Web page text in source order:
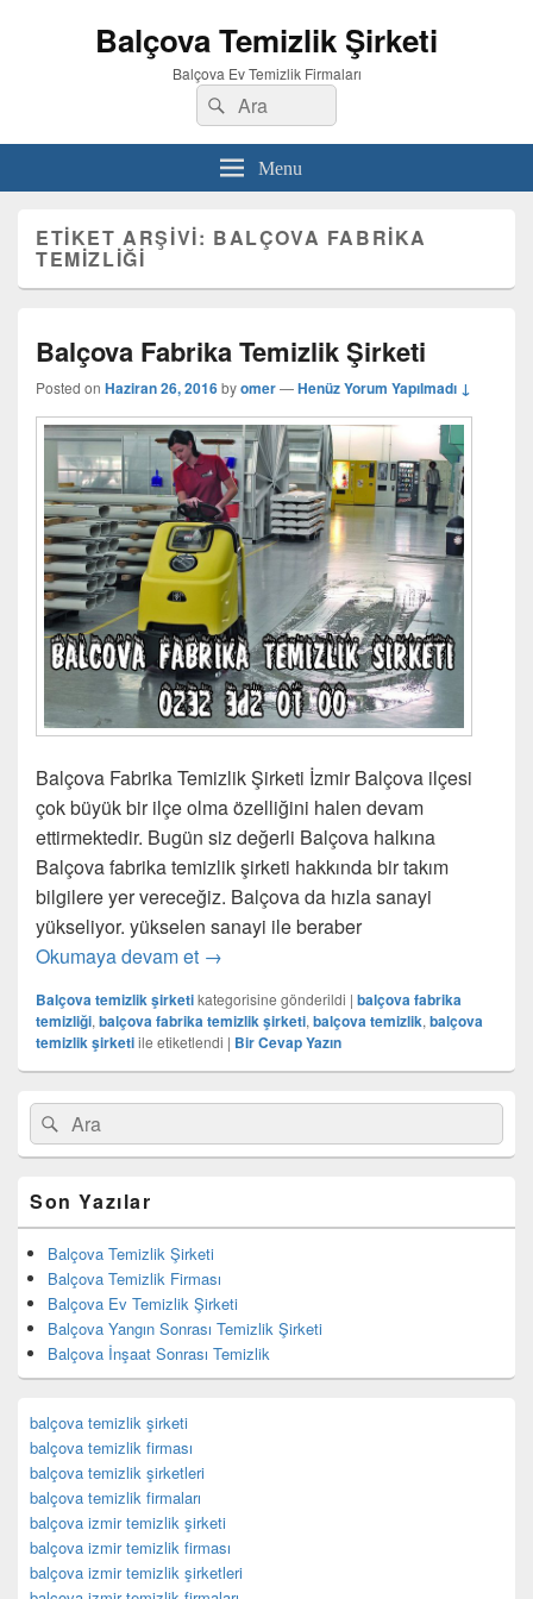
Balçova Temizlik Şirketi
Balçova Ev Temizlik Firmaları
Search
for:
Ara
Menu
ETIKET ARŞIVI: BALÇOVA FABRIKA
TEMIZLIĞI
Balçova Fabrika Temizlik Şirketi
Posted on Haziran 26, 2016byomer—Henüz Yorum Yapılmadı ↓
Balçova Fabrika Temizlik Şirketi İzmir Balçova ilçesi
çok büyük bir ilçe olma özelliğini halen devam
ettirmektedir. Bugün siz değerli Balçova halkına
Balçova fabrika temizlik şirketi hakkında bir takım
bilgilere yer vereceğiz. Balçova da hızla sanayi
yükseliyor. yükselen sanayi ile beraber
Okumaya devam et Balçova Fabrika Temizlik Şirketi
→
Balçova temizlik şirketikategorisine gönderildi | balçova fabrika
temizliği, balçova fabrika temizlik şirketi, balçova temizlik, balçova
temizlik şirketiile etiketlendi | Bir Cevap Yazın
Birincil
yan
bar
eklenti
Search
for:
Ara
Son Yazılar
Balçova Temizlik Şirketi
Balçova Temizlik Firması
Balçova Ev Temizlik Şirketi
Balçova Yangın Sonrası Temizlik Şirketi
Balçova İnşaat Sonrası Temizlik
balçova temizlik şirketi
balçova temizlik firması
balçova temizlik şirketleri
balçova temizlik firmaları
balçova izmir temizlik şirketi
balçova izmir temizlik firması
balçova izmir temizlik şirketleri